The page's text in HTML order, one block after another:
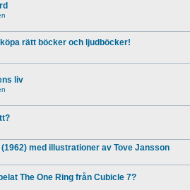
rätt böcker och ljudböcker!
liv
med illustrationer av Tove Jansson
The One Ring från Cubicle 7?